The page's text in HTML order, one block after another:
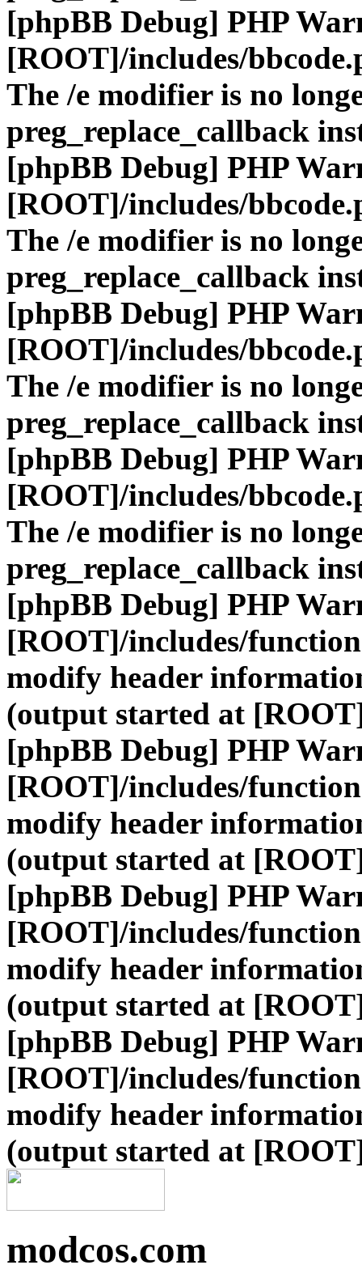
[phpBB Debug] PHP
[ROOT]/includes/
The /e modifier is no
preg_replace_callback
[phpBB Debug] PHP
[ROOT]/includes/
The /e modifier is no
preg_replace_callback
[phpBB Debug] PHP
[ROOT]/includes/
The /e modifier is no
preg_replace_callback
[phpBB Debug] PHP
[ROOT]/includes/
The /e modifier is no
preg_replace_callback
[phpBB Debug] PHP
[ROOT]/includes/
modify header
(output started at
[phpBB Debug] PHP
[ROOT]/includes/
modify header
(output started at
[phpBB Debug] PHP
[ROOT]/includes/
modify header
(output started at
[phpBB Debug] PHP
[ROOT]/includes/
modify header
(output started at
modcos.com